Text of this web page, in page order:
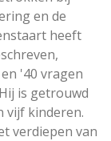
en de
heeft
'40 vragen
is getrouwd
vijf kinderen.
verdiepen van